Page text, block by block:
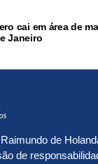
cai em área de
Janeiro
de
de